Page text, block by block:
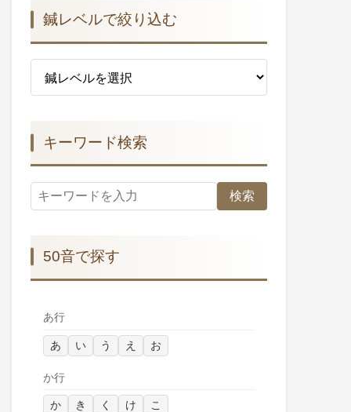
鍼レベルで絞り込む
キーワード検索
検索
50音で探す
あ行
あ い う え お
か行
か き く け こ